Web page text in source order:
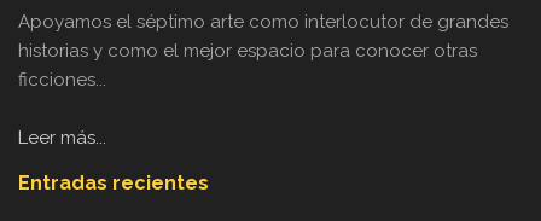
Apoyamos el séptimo arte como interlocutor de grandes
historias y como el mejor espacio para conocer otras
ficciones...
Leer más...
Entradas recientes